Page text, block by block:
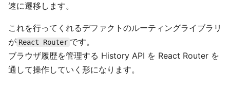
速に遷移します。
これを行ってくれるデファクトのルーティングライブラリ
が React Router です。
ブラウザ履歴を管理する History API を React Router を
通して操作していく形になります。